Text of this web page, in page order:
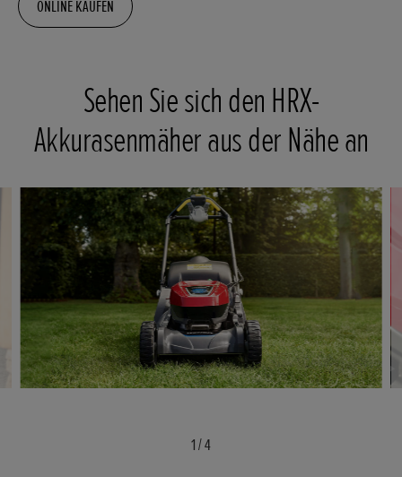
ONLINE KAUFEN
Sehen Sie sich den HRX-
Akkurasenmäher aus der Nähe an
1/4